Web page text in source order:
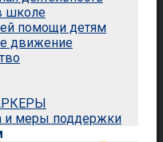
школе
помощи детям
движение
и меры поддержки